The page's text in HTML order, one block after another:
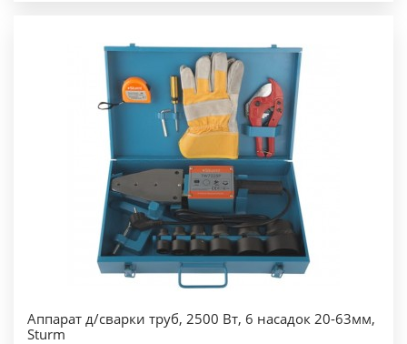
Аппарат д/сварки труб, 2500 Вт, 6 насадок 20-63мм,
Sturm